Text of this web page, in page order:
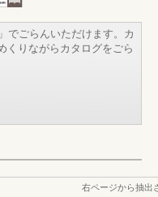
でごらんいただけます。カ
くりながらカタログをごら
右ページから抽出